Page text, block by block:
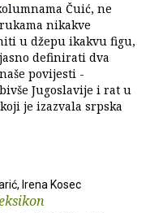
Čuić, ne
nikakve
u džepu ikakvu figu,
definirati dva
povijesti -
Jugoslavije i rat u
je izazvala srpska
Irena Kosec